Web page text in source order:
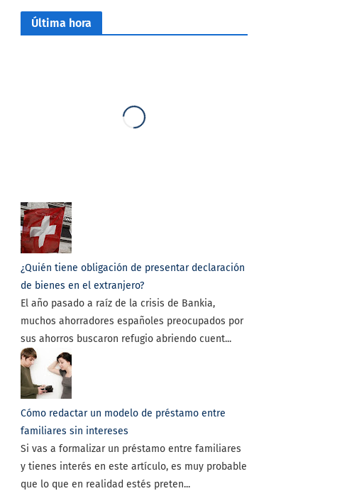
Última hora
¿Quién tiene obligación de presentar declaración
de bienes en el extranjero?
El año pasado a raíz de la crisis de Bankia,
muchos ahorradores españoles preocupados por
sus ahorros buscaron refugio abriendo cuent...
Cómo redactar un modelo de préstamo entre
familiares sin intereses
Si vas a formalizar un préstamo entre familiares
y tienes interés en este artículo, es muy probable
que lo que en realidad estés preten...